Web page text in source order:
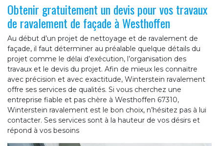
Obtenir gratuitement un devis pour vos travaux
de ravalement de façade à Westhoffen
Au début d’un projet de nettoyage et de ravalement de
façade, il faut déterminer au préalable quelque détails du
projet comme le délai d’exécution, l’organisation des
travaux et le devis du projet. Afin de mieux les connaitre
avec précision et avec exactitude, Winterstein ravalement
offre ses services de qualités. Si vous cherchez une
entreprise fiable et pas chère à Westhoffen 67310,
Winterstein ravalement est le bon choix, n’hésitez pas à lui
contacter. Ses services sont à la hauteur de vos désirs et
répond à vos besoins